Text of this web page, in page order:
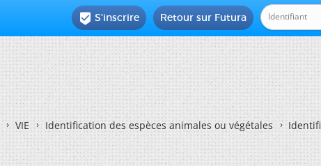
Retour sur Futura
 S'inscrire
VIE Identification des espèces animales ou végétales